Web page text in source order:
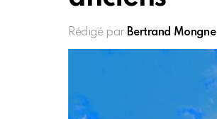
Rédigé par Bertrand Mongne